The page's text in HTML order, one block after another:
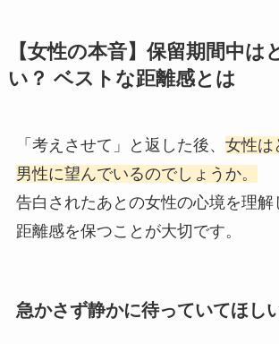
【女性の本音】保留期間中は
い？ ベストな距離感とは
「考えさせて」と返した後、 女性は
男性に望んでいるのでしょうか。
告白されたあとの女性の心境を理解
距離感を保つことが大切です。
急かさず静かに待っていてほし